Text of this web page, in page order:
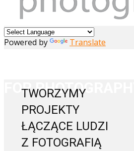
Powered by Translate
FOR PHOTOGRAPHY
TWORZYMY
PROJEKTY
ŁĄCZĄCE LUDZI
Z FOTOGRAFIĄ